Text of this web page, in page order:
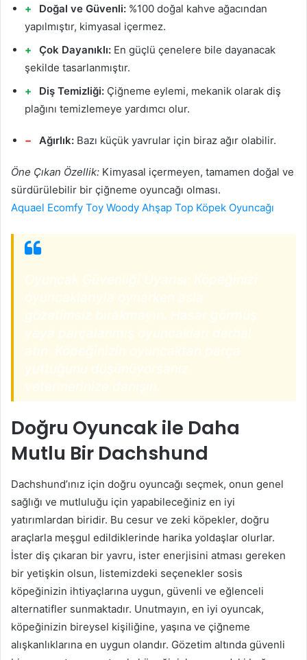
Doğal ve Güvenli: %100 doğal kahve ağacından
yapılmıştır, kimyasal içermez.
Çok Dayanıklı: En güçlü çenelere bile dayanacak
şekilde tasarlanmıştır.
Diş Temizliği: Çiğneme eylemi, mekanik olarak diş
plağını temizlemeye yardımcı olur.
Ağırlık: Bazı küçük yavrular için biraz ağır olabilir.
Öne Çıkan Özellik: Kimyasal içermeyen, tamamen doğal ve
sürdürülebilir bir çiğneme oyuncağı olması.
Aquael Ecomfy Toy Woody Ahşap Top Köpek Oyuncağı
Doğru Oyuncak ile Daha
Mutlu Bir Dachshund
Dachshund’ınız için doğru oyuncağı seçmek, onun genel
sağlığı ve mutluluğu için yapabileceğiniz en iyi
yatırımlardan biridir. Bu cesur ve zeki köpekler, doğru
araçlarla meşgul edildiklerinde harika yoldaşlar olurlar.
İster diş çıkaran bir yavru, ister enerjisini atması gereken
bir yetişkin olsun, listemizdeki seçenekler sosis
köpeğinizin ihtiyaçlarına uygun, güvenli ve eğlenceli
alternatifler sunmaktadır. Unutmayın, en iyi oyuncak,
köpeğinizin bireysel kişiliğine, yaşına ve çiğneme
alışkanlıklarına en uygun olandır. Gözetim altında güvenli